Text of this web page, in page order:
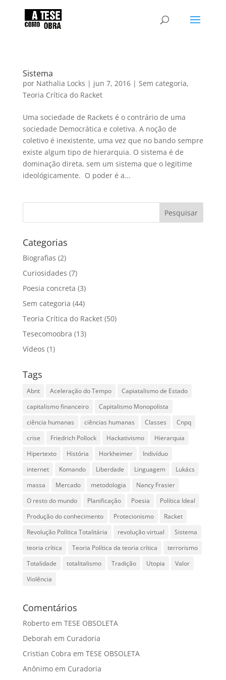
Sistema
por Nathalia Locks | jun 7, 2016| Sem categoria,
Teoria Crítica do Racket
Uma sociedade de Rackets é o contrário de uma
sociedade Democrática e coletiva. A noção de
coletivo é inexistente, uma vez que no bando sempre
existe algum tipo de hierarquia. O sistema é de
dominação direta, sem um sistema que o legitime
ideológicamente. O poder é a...
Categorias
Biografias (2)
Curiosidades (7)
Poesia concreta (3)
Sem categoria (44)
Teoria Crítica do Racket(50)
Tesecomoobra (13)
Vídeos (1)
Tags
Abnt Aceleração do Tempo
Capiatalismo de Estado
capitalismo financeiro
Capitalismo Monopolista
ciência humanas
ciências humanas Classes
Cnpq
crise
Friedrich Pollock Hackativismo
Hierarquia
Hipertexto
História Horkheimer
Indivíduo
internet
Komando Liberdade Linguagem
Lukács
massa
Mercado metodologia
Nancy Frasier
O resto do mundo
Planificação Poesia
Política Ideal
Produção do conhecimento
Protecionismo
Racket
Revolução Política Totalitária
revolução virtual
Sistema
teoria crítica
Teoria Política da teoria crítica
terrorismo
Totalidade
totalitalismo Tradição Utopia
Valor
Violência
Comentários
Robertoem TESE OBSOLETA
Deborah em Curadoria
Cristian Cobra em TESE OBSOLETA
Anônimoem Curadoria